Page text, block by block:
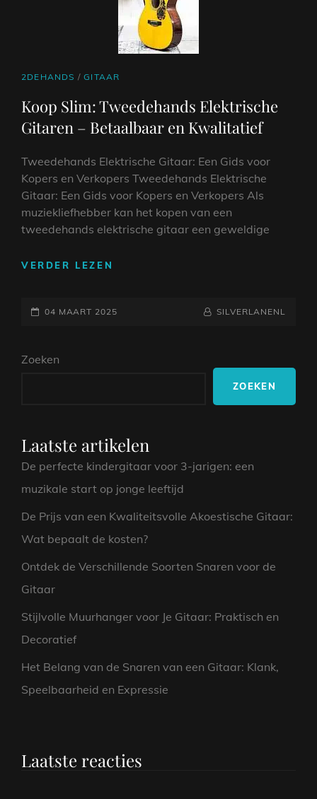
CAT
2DEHANDS /GITAAR
Koop Slim: Tweedehands Elektrische
Gitaren – Betaalbaar en Kwalitatief
Tweedehands Elektrische Gitaar: Een Gids voor
Kopers en Verkopers Tweedehands Elektrische
Gitaar: Een Gids voor Kopers en Verkopers Als
muziekliefhebber kan het kopen van een
tweedehands elektrische gitaar een geweldige
VERDER LEZEN
ELEKTRISCHE
GEPLAATST
04 MAART 2025 NAAMREGEL
BYLINE
SILVERLANENL
Zoeken
ZOEKEN
Laatste artikelen
De perfecte kindergitaar voor 3-jarigen: een
muzikale start op jonge leeftijd
De Prijs van een Kwaliteitsvolle Akoestische Gitaar:
Wat bepaalt de kosten?
Ontdek de Verschillende Soorten Snaren voor de
Gitaar
Stijlvolle Muurhanger voor Je Gitaar: Praktisch en
Decoratief
Het Belang van de Snaren van een Gitaar: Klank,
Speelbaarheid en Expressie
Laatste reacties